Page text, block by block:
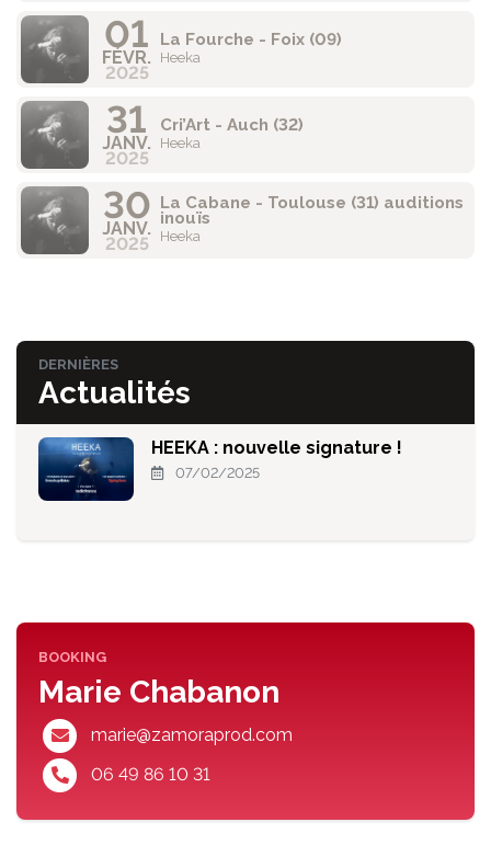
01
FÉVR.
2025
La Fourche - Foix (09)
Heeka
31
JANV.
2025
Cri’Art - Auch (32)
Heeka
30
JANV.
2025
La Cabane - Toulouse (31) auditions
inouïs
Heeka
DERNIÈRES
Actualités
HEEKA : nouvelle signature !
07/02/2025
BOOKING
Marie Chabanon
marie@zamoraprod.com
06 49 86 10 31